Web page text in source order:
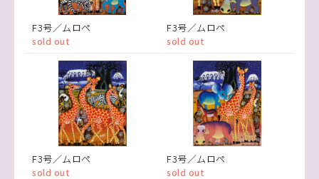
F3号／ムロペ
sold out
F3号／ムロペ
sold out
F3号／ムロペ
sold out
F3号／ムロペ
sold out